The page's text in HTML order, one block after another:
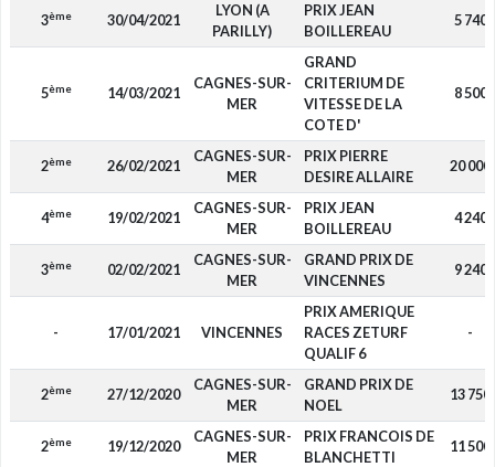
3ème 30/04/2021
LYON (A
PARILLY)
PRIX JEAN
BOILLEREAU
5 740
5ème 14/03/2021
CAGNES-SUR-
MER
GRAND
CRITERIUM DE
VITESSE DE LA
COTE D'
8 500
2ème 26/02/2021
CAGNES-SUR-
MER
PRIX PIERRE
DESIRE ALLAIRE
20 000
4ème 19/02/2021
CAGNES-SUR-
MER
PRIX JEAN
BOILLEREAU
4 240
3ème 02/02/2021
CAGNES-SUR-
MER
GRAND PRIX DE
VINCENNES
9 240
- 17/01/2021 VINCENNES
PRIX AMERIQUE
RACES ZETURF
QUALIF 6
-
2ème 27/12/2020
CAGNES-SUR-
MER
GRAND PRIX DE
NOEL
13 750
2ème 19/12/2020
CAGNES-SUR-
MER
PRIX FRANCOIS DE
BLANCHETTI
11 500